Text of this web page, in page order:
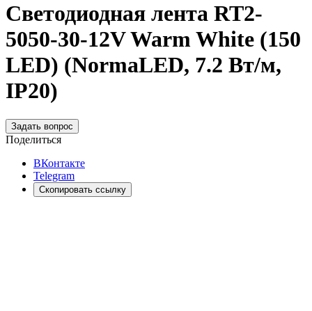
Светодиодная лента RT2-
5050-30-12V Warm White (150
LED) (NormaLED, 7.2 Вт/м,
IP20)
Задать вопрос
Поделиться
ВКонтакте
Telegram
Скопировать ссылку